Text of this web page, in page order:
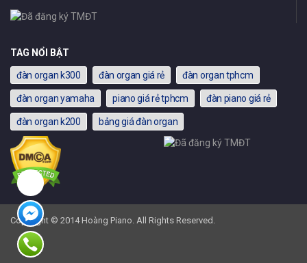
TAG NỔI BẬT
đàn organ k300 đàn organ giá rẻ đàn organ tphcm
đàn organ yamaha piano giá rẻ tphcm đàn piano giá rẻ
đàn organ k200 bảng giá đàn organ
Copyright © 2014 Hoàng Piano. All Rights Reserved.